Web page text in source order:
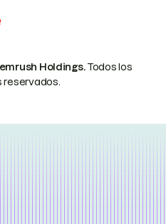
Holdings.Todos los
reservados.